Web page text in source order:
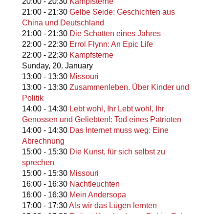
21:00- 21:30 Gelbe Seide: Geschichten aus
China und Deutschland
21:00- 21:30 Die Schatten eines Jahres
22:00- 22:30 Errol Flynn: An Epic Life
22:00- 22:30 Kampfsterne
Sunday, 20. January
13:00- 13:30 Missouri
13:00- 13:30 Zusammenleben. Über Kinder und
Politik
14:00- 14:30 Lebt wohl, Ihr Lebt wohl, Ihr
Genossen und Geliebten!: Tod eines Patrioten
14:00- 14:30 Das Internet muss weg: Eine
Abrechnung
15:00- 15:30 Die Kunst, für sich selbst zu
sprechen
15:00- 15:30 Missouri
16:00- 16:30 Nachtleuchten
16:00- 16:30 Mein Andersopa
17:00- 17:30Als wir das Lügen lernten